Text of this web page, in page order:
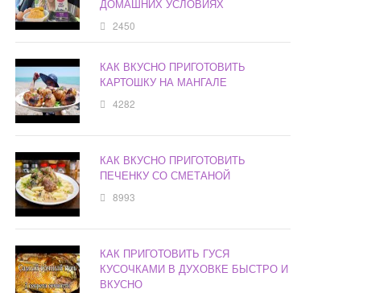
ДОМАШНИХ УСЛОВИЯХ
2450
КАК ВКУСНО ПРИГОТОВИТЬ
КАРТОШКУ НА МАНГАЛЕ
4282
КАК ВКУСНО ПРИГОТОВИТЬ
ПЕЧЕНКУ СО СМЕТАНОЙ
8993
КАК ПРИГОТОВИТЬ ГУСЯ
КУСОЧКАМИ В ДУХОВКЕ БЫСТРО И
ВКУСНО